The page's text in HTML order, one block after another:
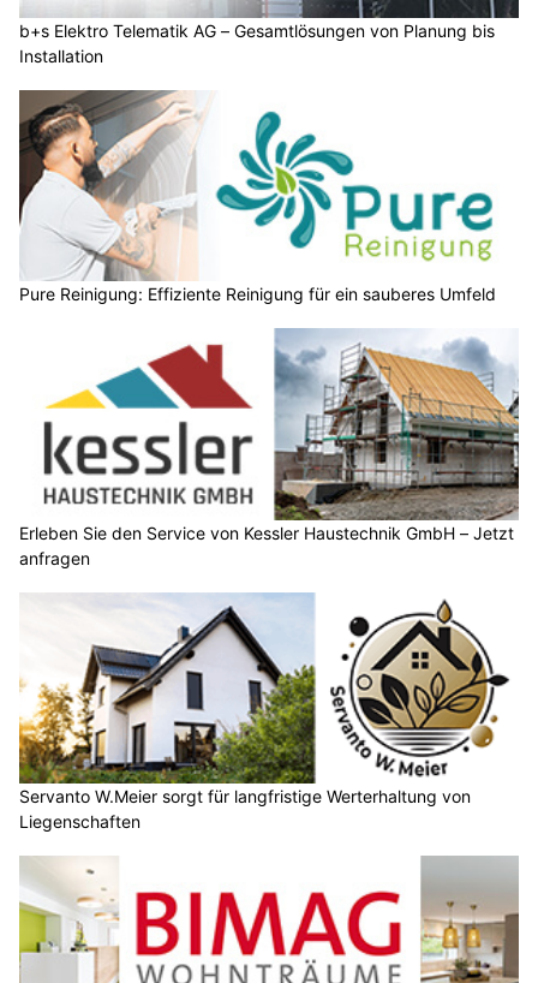
b+s Elektro Telematik AG – Gesamtlösungen von Planung bis
Installation
Pure Reinigung: Effiziente Reinigung für ein sauberes Umfeld
Erleben Sie den Service von Kessler Haustechnik GmbH – Jetzt
anfragen
Servanto W.Meier sorgt für langfristige Werterhaltung von
Liegenschaften